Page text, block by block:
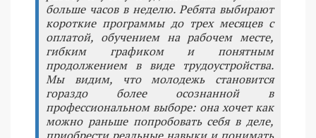
больше часов в неделю. Ребята выбирают
короткие программы до трех месяцев с
оплатой, обучением на рабочем месте,
гибким графиком и понятным
продолжением в виде трудоустройства.
Мы видим, что молодежь становится
гораздо более осознанной в
профессиональном выборе: она хочет как
можно раньше попробовать себя в деле,